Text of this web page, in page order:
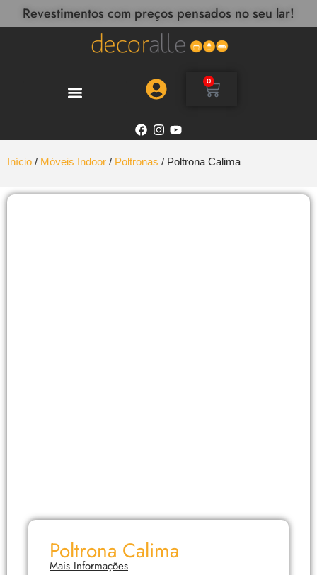
Revestimentos com preços pensados no seu lar!
0
Início / Móveis Indoor / Poltronas / Poltrona Calima
Poltrona Calima
Mais Informações